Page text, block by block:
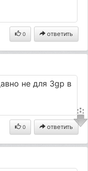
0 ответить
не для 3gp в
0 ответить